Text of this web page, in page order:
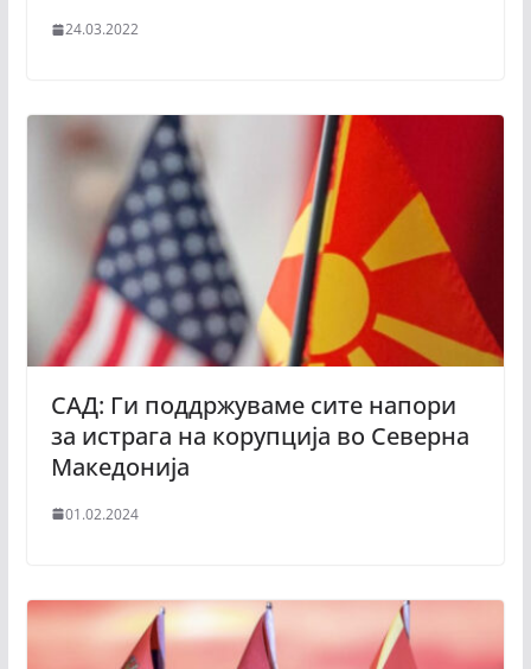
24.03.2022
САД: Ги поддржуваме сите напори
за истрага на корупција во Северна
Македонија
01.02.2024